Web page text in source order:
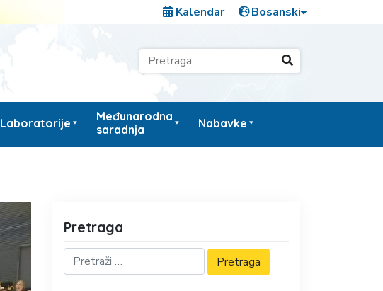
Kalendar
Laboratorije
Međunarodna
saradnja
Nabavke
Pretraga